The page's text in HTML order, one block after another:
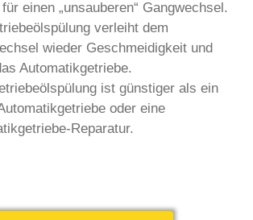
einen „unsauberen“ Gangwechsel.
verleiht dem
wieder Geschmeidigkeit und
Automatikgetriebe.
ist günstiger als ein
oder eine
Reparatur.